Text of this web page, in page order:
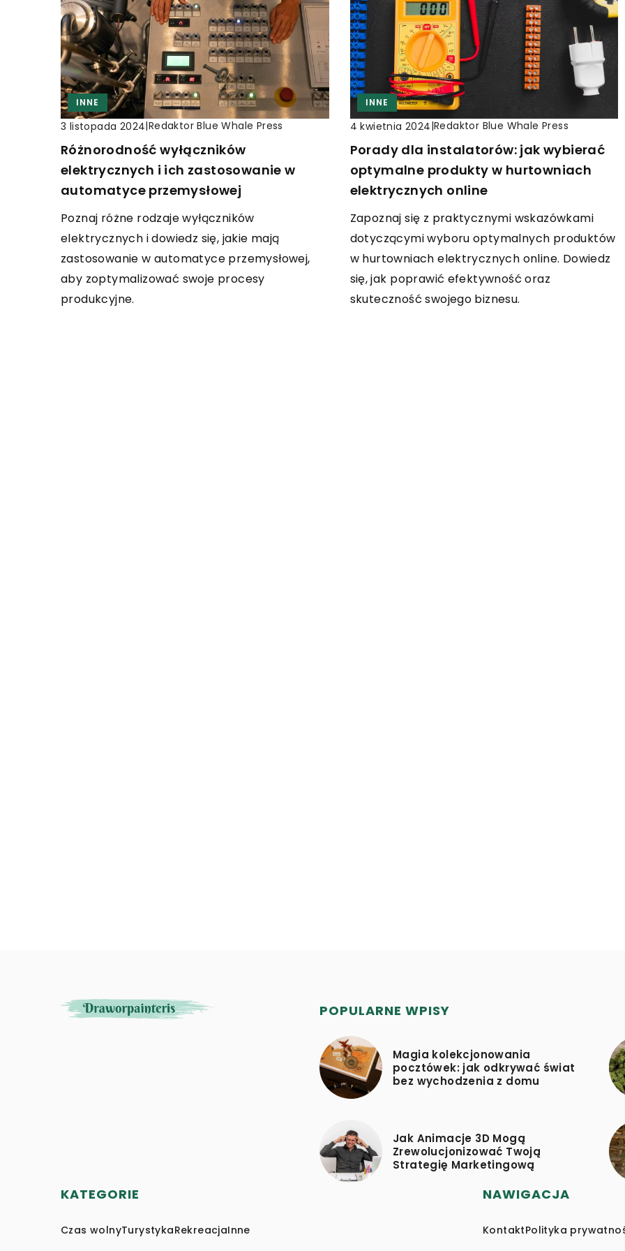
INNE
3 listopada 2024|Redaktor Blue Whale Press
Różnorodność wyłączników
elektrycznych i ich zastosowanie w
automatyce przemysłowej
Poznaj różne rodzaje wyłączników
elektrycznych i dowiedz się, jakie mają
zastosowanie w automatyce przemysłowej,
aby zoptymalizować swoje procesy
produkcyjne.
INNE
4 kwietnia 2024|Redaktor Blue Whale Press
Porady dla instalatorów: jak wybierać
optymalne produkty w hurtowniach
elektrycznych online
Zapoznaj się z praktycznymi wskazówkami
dotyczącymi wyboru optymalnych produktów
w hurtowniach elektrycznych online. Dowiedz
się, jak poprawić efektywność oraz
skuteczność swojego biznesu.
POPULARNE WPISY
Magia kolekcjonowania
pocztówek: jak odkrywać świat
bez wychodzenia z domu
Jak Animacje 3D Mogą
Zrewolucjonizować Twoją
Strategię Marketingową
KATEGORIE
Czas wolnyTurystykaRekreacjaInne
NAWIGACJA
KontaktPolityka